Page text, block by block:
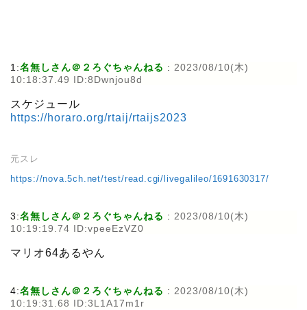
1:名無しさん＠２ろぐちゃんねる : 2023/08/10(木)
10:18:37.49 ID:8Dwnjou8d
スケジュール
https://horaro.org/rtaij/rtaijs2023
元スレ
https://nova.5ch.net/test/read.cgi/livegalileo/1691630317/
3:名無しさん＠２ろぐちゃんねる : 2023/08/10(木)
10:19:19.74 ID:vpeeEzVZ0
マリオ64あるやん
4:名無しさん＠２ろぐちゃんねる : 2023/08/10(木)
10:19:31.68 ID:3L1A17m1r